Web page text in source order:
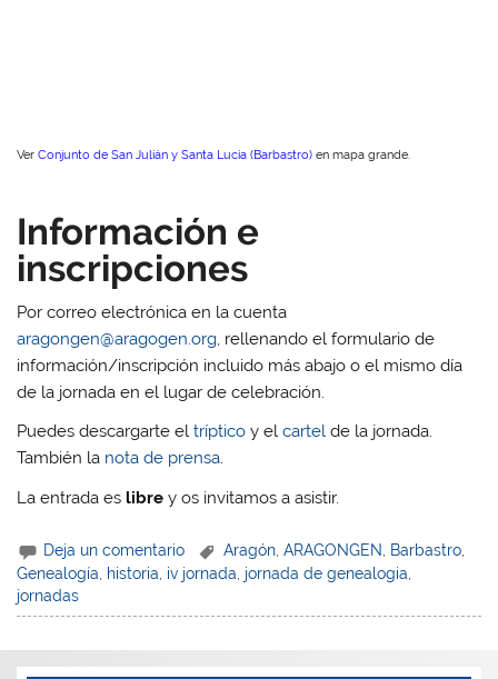
VerConjunto de San Julián y Santa Lucía (Barbastro) en mapa grande.
Información e
inscripciones
Por correo electrónica en la cuenta
aragongen@aragogen.org, rellenando el formulario de
información/inscripción incluido más abajo o el mismo día
de la jornada en el lugar de celebración.
Puedes descargarte eltríptico y elcartel de la jornada.
También la nota de prensa.
La entrada es libre y os invitamos a asistir.
Deja un comentario Aragón ,ARAGONGEN Barbastro
Genealogía, historia, iv jornada, jornada de genealogia,
jornadas